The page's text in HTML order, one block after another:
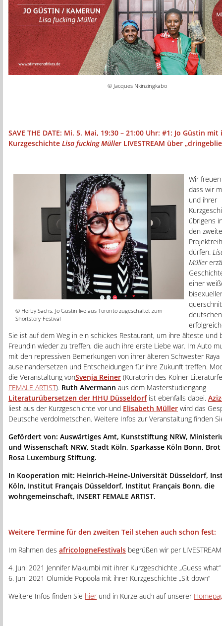
© Jacques Nkinzingkabo
SAVE THE DATE: Mi. 5. Mai, 19:30 – 21:00 Uhr: #1: Jo Güstin
Kurzgeschichte Lisa fucking Müller LIVESTREAM über
© Herby Sachs: Jo Güstin live aus Toronto zugeschaltet zum
Shortstory-Festival
Wir
dass wir
und ihrer
übrigens
den
dürfen.
Müller
einer
Sie ist auf dem Weg in ein schickes Restaurant, um ihre älteste und
Freundin wieder zu treffen, die auch ihre erste Liebe war. Im Auto
mit den repressiven Bemerkungen von ihrer älteren Schwester Raya
auseinandersetzen und Entscheidungen für ihre Zukunft treffen.
die Veranstaltung vonSvenja Reiner (Kuratorin des Kölner
FEMALE ARTIST). Ruth Alvermann aus dem Masterstudiengang
Literaturübersetzen der HHU Düsseldorf ist ebenfalls dabei.
liest aus der Kurzgeschichte vor und Elisabeth Müller wird das
Deutsche verdolmetschen. Weitere Infos zur Veranstaltung finden
Gefördert von: Auswärtiges Amt, Kunststiftung NRW,
und Wissenschaft NRW, Stadt Köln, Sparkasse Köln Bonn,
Rosa Luxemburg Stiftung.
In Kooperation mit: Heinrich-Heine-Universität Düsseldorf,
Köln, Institut Français Düsseldorf, Institut Français Bonn, die
wohngemeinschaft, INSERT FEMALE ARTIST.
Weitere Termine für den zweiten Teil stehen auch schon fest:
Im Rahmen des africologneFestivals begrüßen wir per
4. Juni 2021 Jennifer Makumbi mit ihrer Kurzgeschichte „Guess
6. Juni 2021 Olumide Popoola mit ihrer Kurzgeschichte „Sit down“
Weitere Infos finden Sie hierund in Kürze auch auf unserer